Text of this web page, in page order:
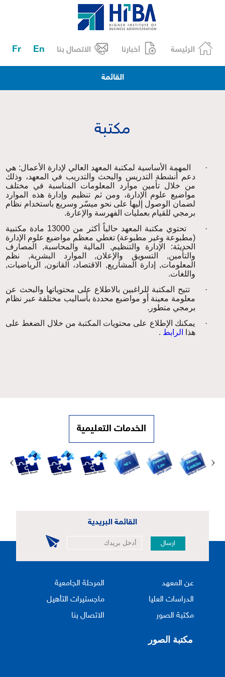
الرئيسة أخبارنا الاتصال بنا En
Fr
القائمة
مكتبة
·
المهمة الأساسية لمكتبة المعهد العالي لإدارة الأعمال: هي
دعم أنشطة التدريس والبحث والتدريب في المعهد، وذلك
من خلال تأمين موارد المعلومات المناسبة في مختلف
مواضيع علوم الإدارة، ومن ثم تنظيم وإدارة هذه الموارد
لضمان الوصول إليها على نحو ميسّر وسريع باستخدام نظام
برمجي للقيام بعمليات الفهرسة والإعارة.
·
تحتوي مكتبة المعهد حالياً أكثر من 13000 مادة مكتبية
(مطبوعة وغير مطبوعة) تغطي معظم مواضيع علوم الإدارة
الحديثة: الإدارة والتنظيم, المالية والمحاسبة, المصارف
والتأمين, التسويق والإعلان, الموارد البشرية, نظم
المعلومات, إدارة المشاريع, الاقتصاد، القانون, الرياضيات,
واللغات.
·
تتيح المكتبة للراغبين بالاطلاع على محتوياتها والبحث عن
معلومة معينة أو مواضيع محددة بأساليب مختلفة عبر نظام
برمجي متطور .
·
يمكنك الإطلاع على محتويات المكتبة من خلال الضغط على
هذا
الرابط .
الخدمات التعليمية
القائمة البريدية
ارسال
عن المعهد
المرحلة الجامعية
الدراسات العليا
ماجستيرات التأهيل
مكتبة الصور
الاتصال بنا